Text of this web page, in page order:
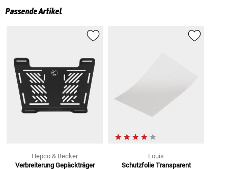
Passende Artikel
Hepco & Becker
Verbreiterung Gepäckträger
Louis
Schutzfolie Transparent